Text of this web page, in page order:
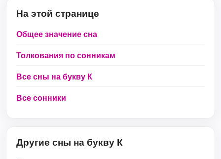
На этой странице
Общее значение сна
Толкования по сонникам
Все сны на букву К
Все сонники
Другие сны на букву К